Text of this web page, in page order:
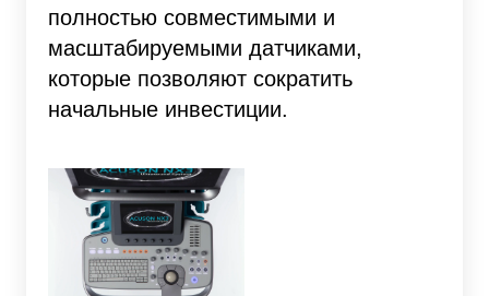
полностью совместимыми и
масштабируемыми датчиками,
которые позволяют сократить
начальные инвестиции.